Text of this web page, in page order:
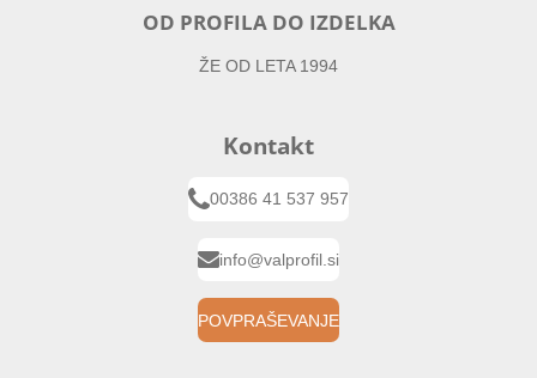
OD PROFILA DO IZDELKA
ŽE OD LETA 1994
Kontakt
00386 41 537 957
info@valprofil.si
POVPRAŠEVANJE